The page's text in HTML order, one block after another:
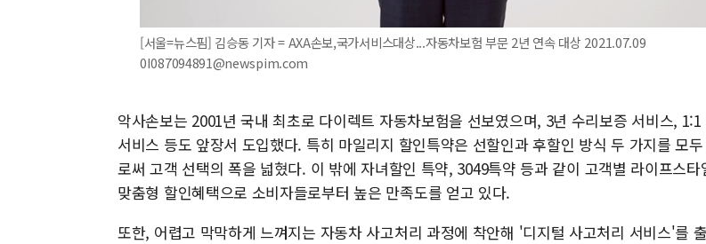
[서울=뉴스핌] 김승동 기자 = AXA손보,국가서비스대상...자동차보험 부문 2년 연속 대상 2021.07.09
0I087094891@newspim.com
악사손보는 2001년 국내 최초로 다이렉트 자동차보험을 선보였으며, 3년 수리보증 서비스,
서비스 등도 앞장서 도입했다. 특히 마일리지 할인특약은 선할인과 후할인 방식 두 가지를 모
로써 고객 선택의 폭을 넓혔다. 이 밖에 자녀할인 특약, 3049특약 등과 같이 고객별 라이프스타
맞춤형 할인혜택으로 소비자들로부터 높은 만족도를 얻고 있다.
또한, 어렵고 막막하게 느껴지는 자동차 사고처리 과정에 착안해 '디지털 사고처리 서비스'를